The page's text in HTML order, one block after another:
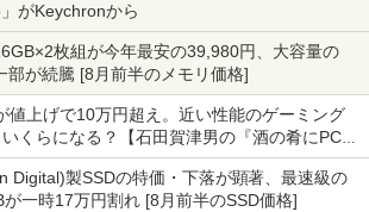
がKeychronから
枚組が今年最安の39,980円、大容量の
部が続騰 [8月前半のメモリ価格]
値上げで10万円超え。近い性能のゲーミング
くらになる？【石田賀津男の『酒の肴にPCゲ
Digital)製SSDの特価・下落が顕著、最速級の
が一時17万円割れ [8月前半のSSD価格]